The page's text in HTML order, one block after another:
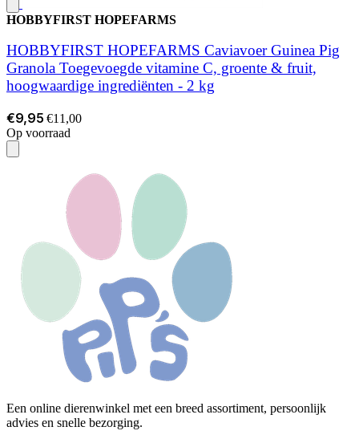
HOBBYFIRST HOPEFARMS
HOBBYFIRST HOPEFARMS Caviavoer Guinea Pig
Granola Toegevoegde vitamine C, groente & fruit,
hoogwaardige ingrediënten - 2 kg
€9,95 €11,00
Op voorraad
Een online dierenwinkel met een breed assortiment, persoonlijk
advies en snelle bezorging.